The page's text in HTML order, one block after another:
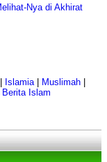
Nya di Akhirat
Islamia| Muslimah|
Berita Islam